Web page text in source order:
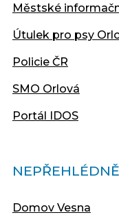
Městské
Útulek pro psy
Policie ČR
SMO Orlová
Portál IDOS
Domov Vesna